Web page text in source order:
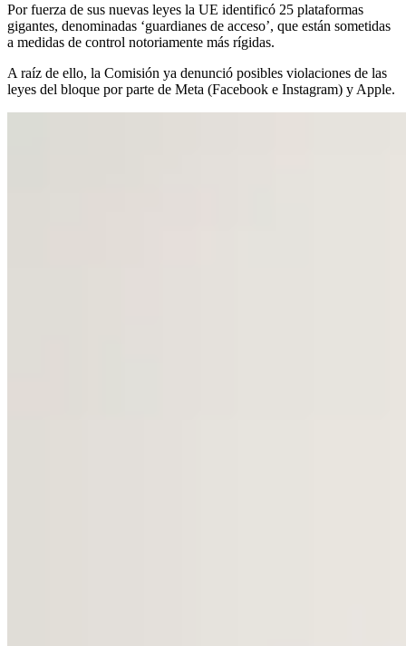
Por fuerza de sus nuevas leyes la UE identificó 25 plataformas
gigantes, denominadas ‘guardianes de acceso’, que están sometidas
a medidas de control notoriamente más rígidas.
A raíz de ello, la Comisión ya denunció posibles violaciones de las
leyes del bloque por parte de Meta (Facebook e Instagram) y Apple.